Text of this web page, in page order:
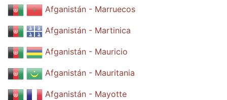
Afganistán - Marruecos
Afganistán - Martinica
Afganistán - Mauricio
Afganistán - Mauritania
Afganistán - Mayotte